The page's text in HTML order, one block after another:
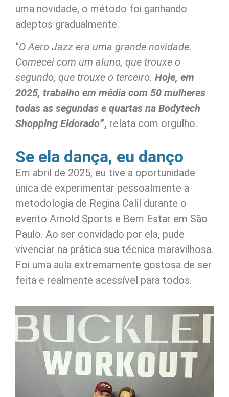
uma novidade, o método foi ganhando
adeptos gradualmente.
“O Aero Jazz era uma grande novidade.
Comecei com um aluno, que trouxe o
segundo, que trouxe o terceiro. Hoje, em
2025, trabalho em média com 50 mulheres
todas as segundas e quartas na Bodytech
Shopping Eldorado”, relata com orgulho.
Se ela dança, eu danço
Em abril de 2025, eu tive a oportunidade
única de experimentar pessoalmente a
metodologia de Regina Calil durante o
evento Arnold Sports e Bem Estar em São
Paulo. Ao ser convidado por ela, pude
vivenciar na prática sua técnica maravilhosa.
Foi uma aula extremamente gostosa de ser
feita e realmente acessível para todos.